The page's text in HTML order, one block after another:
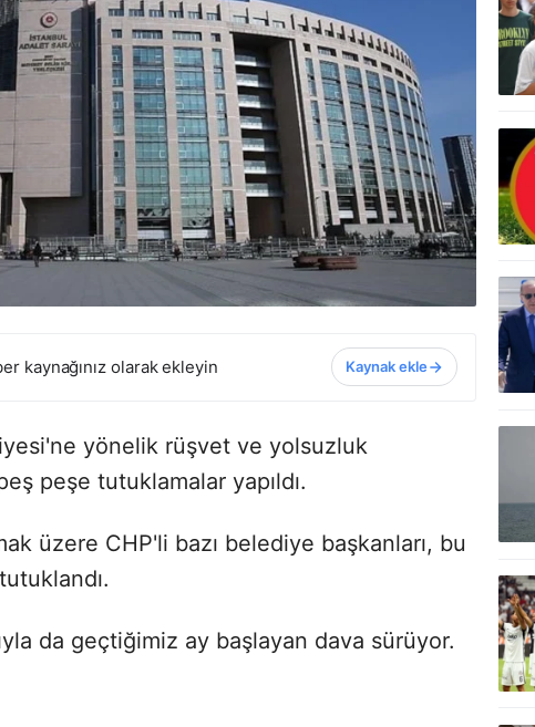
kaynağınız olarak ekleyin Kaynak ekle
yönelik rüşvet ve yolsuzluk
peşe tutuklamalar yapıldı.
üzere CHP'li bazı belediye başkanları, bu
da geçtiğimiz ay başlayan dava sürüyor.